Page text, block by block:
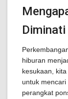
hiburan
kesukaan,
untuk
perangkat